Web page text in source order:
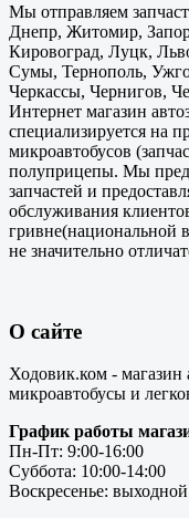
Мы отправляем
Днепр, Житомир,
Кировоград, Луцк,
Сумы, Тернополь,
Черкассы, Чернигов,
Интернет магазин
специализируется на
микроавтобусов
полуприцепы. Мы
запчастей и
обслуживания
гривне(национальной
не значительно
О сайте
Ходовик.ком - магазин
микроавтобусы и
График работы
Пн-Пт: 9:00-16:00
Суббота: 10:00-14:00
Воскресенье: выходной